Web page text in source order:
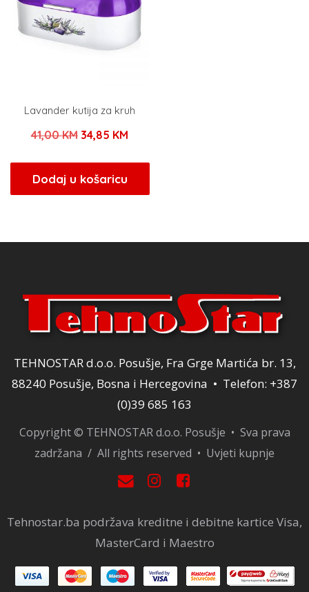
Lavander kutija za kruh
41,00KM Izvorna
bila
je:
34,85 KMTrenutna
34,85 KM.
Dodaj u košaricu
TEHNOSTAR d.o.o. Posušje, Fra Grge Martića br. 13,
88240 Posušje, Bosna i Hercegovina • Telefon: +387
(0)39 685 163
Copyright © TEHNOSTAR d.o.o. Posušje • Sva prava
zadržana / All rights reserved • Uvjeti kupnje
Tehnostar.ba podržava kreditne i debitne kartice Visa,
MasterCard i Maestro